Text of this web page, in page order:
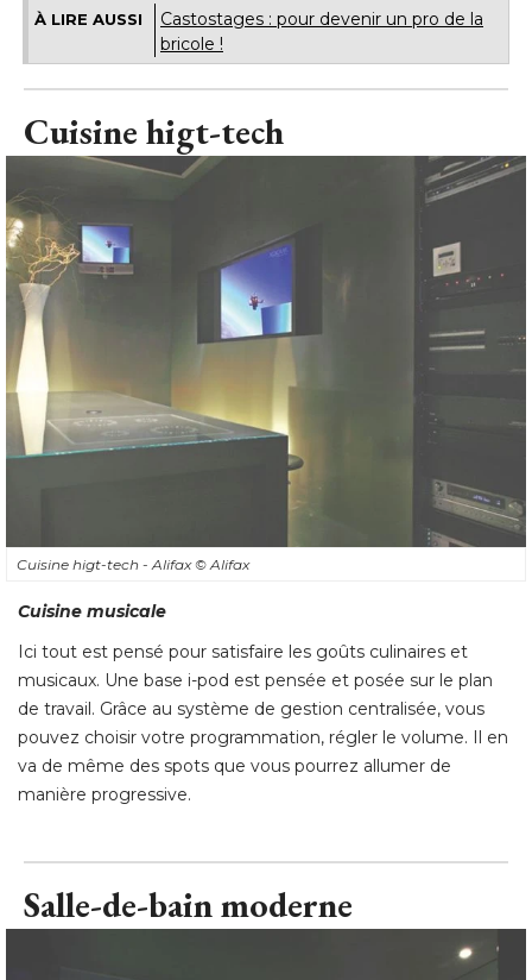
À LIRE AUSSI
Castostages : pour devenir un pro de la
bricole !
Cuisine higt-tech
Cuisine higt-tech - Alifax© Alifax
Cuisine musicale
Ici tout est pensé pour satisfaire les goûts culinaires et
musicaux. Une base i-pod est pensée et posée sur le plan
de travail. Grâce au système de gestion centralisée, vous
pouvez choisir votre programmation, régler le volume. Il en
va de même des spots que vous pourrez allumer de
manière progressive.
Salle-de-bain moderne